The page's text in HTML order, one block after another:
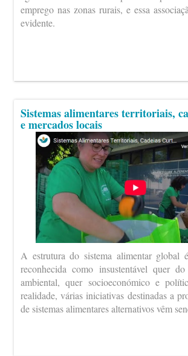
emprego nas zonas rurais, e essa
evidente.
Sistemas alimentares territoriais,
e mercados locais
A estrutura do sistema alimentar global
reconhecida como insustentável quer
ambiental, quer socioeconómico e
realidade, várias iniciativas destinadas a
de sistemas alimentares alternativos vêm